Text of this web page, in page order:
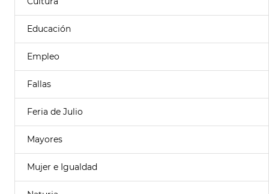
Educación
Empleo
Fallas
Feria de Julio
Mayores
Mujer e Igualdad